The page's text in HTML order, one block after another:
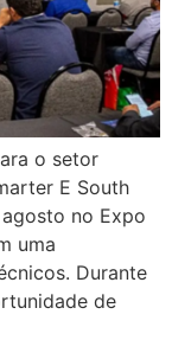
o setor
E South
no Expo
uma
Durante
de